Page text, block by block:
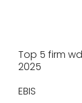
Top 5 firm
2025
EBIS